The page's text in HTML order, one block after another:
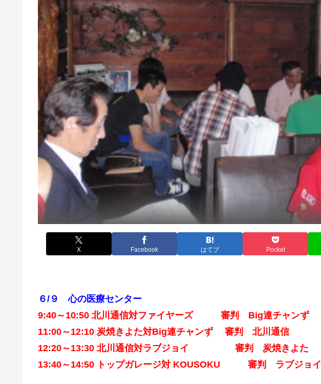
X Facebook はてブ Pocket
６/９ 心の医療センター
9:40～10:50 北川通信対ファイヤーズ 審判 Big連チャンず
11:00～12:10 炭焼きよた対Big連チャンず 審判 北川通信
12:20～13:30 北川通信対ラブジョイ 審判 炭焼きよた
13:40～14:50 トップガレージ対 KOUSOKU 審判 ラブジョイ